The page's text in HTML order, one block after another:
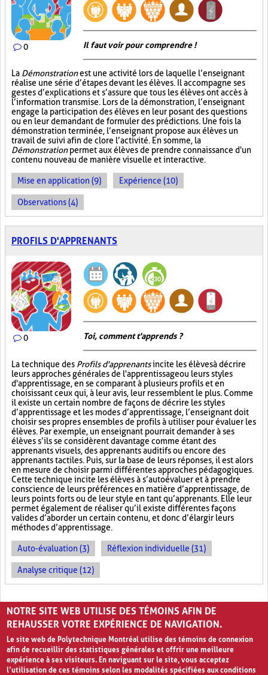
0 Il faut voir pour comprendre !
La Démonstrationest une activité lors de laquelle l’enseignant
réalise une série d’étapes devant les élèves. Il accompagne ses
gestes d’explications et s’assure que tous les élèves ont accès à
l’information transmise. Lors de la démonstration, l’enseignant
engage la participation des élèves en leur posant des questions
ou en leur demandant de formuler des prédictions. Une fois la
démonstration terminée, l’enseignant propose aux élèves un
travail de suivi afin de clore l’activité. En somme, la
Démonstrationpermet aux élèves de prendre connaissance d'un
contenu nouveau de manière visuelle et interactive.
Mise en application (9) Expérience (10)
Observations (4)
PROFILS D'APPRENANTS
0 Toi, comment t'apprends ?
La technique des Profils d'apprenantsincite les élèves à décrire
leurs approches générales de l'apprentissage ou leurs styles
d'apprentissage, en se comparant à plusieurs profils et en
choisissant ceux qui, à leur avis, leur ressemblent le plus. Comme
il existe un certain nombre de façons de décrire les styles
d’apprentissage et les modes d’apprentissage, l’enseignant doit
choisir ses propres ensembles de profils à utiliser pour évaluer les
élèves. Par exemple, un enseignant pourrait demander à ses
élèves s’ils se considèrent davantage comme étant des
apprenants visuels, des apprenants auditifs ou encore des
apprenants tactiles. Puis, sur la base de leurs réponses, il est alors
en mesure de choisir parmi différentes approches pédagogiques.
Cette technique incite les élèves à s’autoévaluer et à prendre
conscience de leurs préférences en matière d’apprentissage, de
leurs points forts ou de leur style en tant qu’apprenants. Elle leur
permet également de réaliser qu’il existe différentes façons
valides d’aborder un certain contenu, et donc d’élargir leurs
méthodes d’apprentissage.
Auto-évaluation (3) Réflexion individuelle (31)
Analyse critique (12)
PAGES
« ‹ 1 2 3
NOTRE SITE WEB UTILISE DES TÉMOINS AFIN DE
REHAUSSER VOTRE EXPÉRIENCE DE NAVIGATION.
Le site web de Polytechnique Montréal utilise des témoins de connexion
afin de recueillir des statistiques générales et offrir une meilleure
expérience à ses visiteurs. En naviguant sur le site, vous acceptez
l’utilisation de ces témoins selon les modalités spécifiées aux conditions